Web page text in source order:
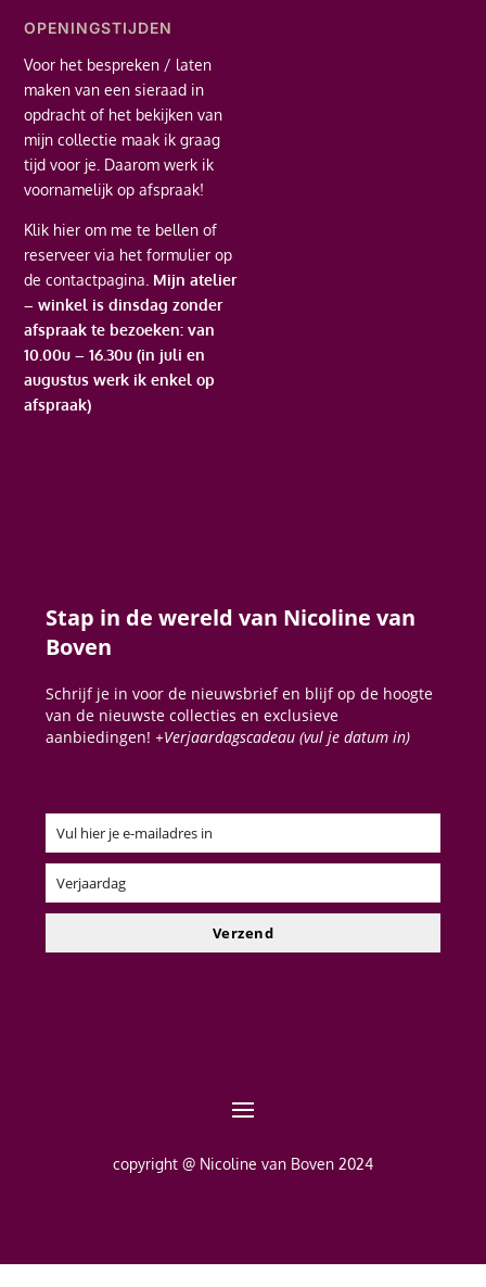
OPENINGSTIJDEN
Voor het bespreken / laten
maken van een sieraad in
opdracht of het bekijken van
mijn collectie maak ik graag
tijd voor je. Daarom werk ik
voornamelijk op afspraak!
Klik hier om me te bellen of
reserveer via het formulier op
de contactpagina. Mijn atelier
– winkel is dinsdag zonder
afspraak te bezoeken: van
10.00u – 16.30u (in juli en
augustus werk ik enkel op
afspraak)
Stap in de wereld van Nicoline van
Boven
Schrijf je in voor de nieuwsbrief en blijf op de hoogte
van de nieuwste collecties en exclusieve
aanbiedingen!+Verjaardagscadeau (vul je datum in)
Email
Vul hier je e-mailadres in
Verjaardag
Verjaardag
Verzend
copyright @ Nicoline van Boven 2024